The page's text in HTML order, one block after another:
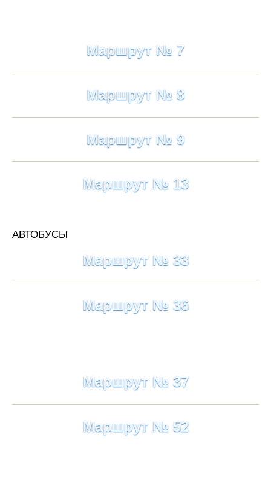
Маршрут № 7
Маршрут № 8
Маршрут № 9
Маршрут № 13
АВТОБУСЫ
Маршрут № 33
Маршрут № 36
Маршрут № 37
Маршрут № 52